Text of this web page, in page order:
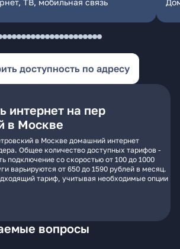
ТВ, мобильная связь
доступность по адресу
интернет на пер
в Москве
в Москве домашний интернет
Общее количество доступных тарифов -
подключение со скоростью от 100 до 1000
варьируются от 650 до 1590 рублей в месяц.
тариф, учитывая необходимые опции
вопросы